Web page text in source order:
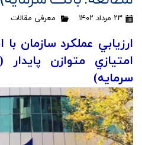
۲۳ مرداد ۱۴۰۲ معرفی مقالات
ارزيابي عملکرد سازمان
امتيازي متوازن
سرمايه)